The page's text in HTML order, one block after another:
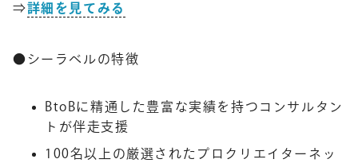
⇒詳細を見てみる
●シーラベルの特徴
BtoBに精通した豊富な実績を持つコンサルタン
トが伴走支援
100名以上の厳選されたプロクリエイターネッ